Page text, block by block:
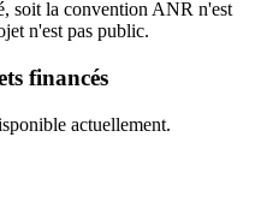
soit la convention ANR n'est
n'est pas public.
financés
actuellement.